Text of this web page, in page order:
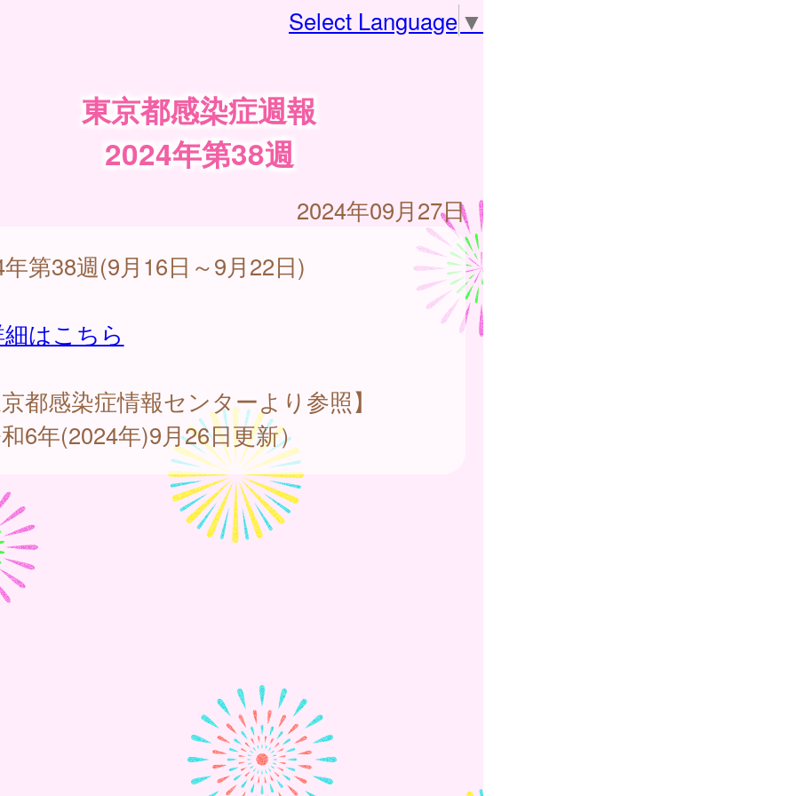
Select Language ▼
東京都感染症週報
2024年第38週
2024年09月27日
第38週(9月16日～9月22日)
はこちら
都感染症情報センターより参照】
6年(2024年)9月26日更新）